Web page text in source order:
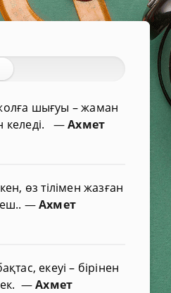
шығуы – жаман
келеді. —Ахмет
өз тілімен жазған
—Ахмет
екеуі – бірінен
—Ахмет